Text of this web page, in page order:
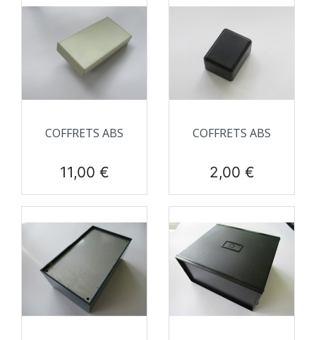
COFFRETS ABS
Prix
11,00 €
COFFRETS ABS
Prix
2,00 €